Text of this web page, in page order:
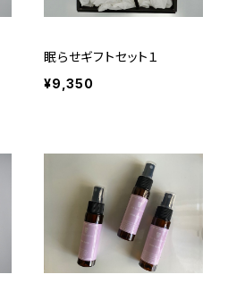
眠らせギフトセット１
¥9,350